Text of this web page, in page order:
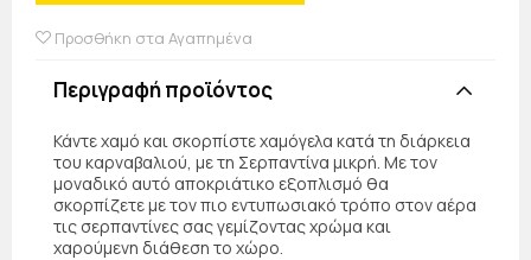
Προσθήκη στα Αγαπημένα
Περιγραφή προϊόντος
Κάντε χαμό και σκορπίστε χαμόγελα κατά τη διάρκεια
του καρναβαλιού, με τη Σερπαντίνα μικρή. Με τον
μοναδικό αυτό αποκριάτικο εξοπλισμό θα
σκορπίζετε με τον πιο εντυπωσιακό τρόπο στον αέρα
τις σερπαντίνες σας γεμίζοντας χρώμα και
χαρούμενη διάθεση το χώρο.